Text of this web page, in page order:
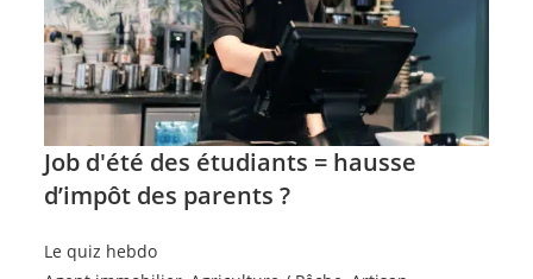
Job d'été des étudiants = hausse
d’impôt des parents ?
Le quiz hebdo